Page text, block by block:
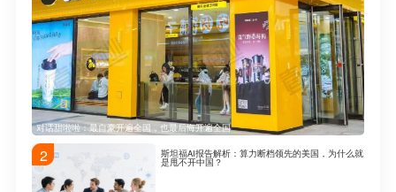
对话甜啦啦：最自豪开遍全国，也最后悔开遍全国
斯坦福AI报告解析：算力断档领先的美国，为什么就
是甩不开中国？
2